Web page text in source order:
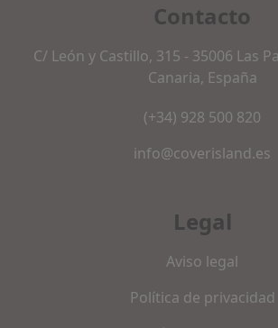
Contacto
C/ León y Castillo, 315 - 35006 Las
Canaria, España
(+34) 928 500 820
info@coverisland.es
Legal
Aviso legal
Política de privacidad